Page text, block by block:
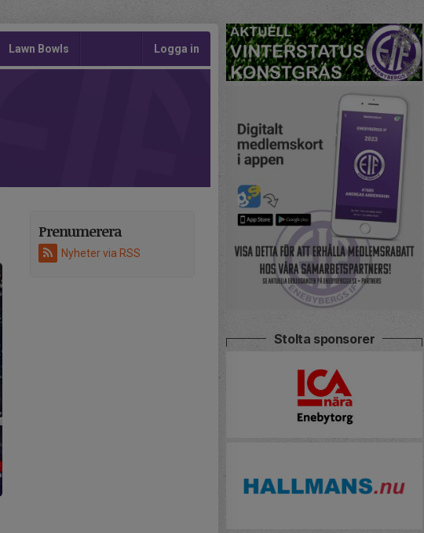
Lawn Bowls Logga in
Prenumerera
Nyheter via RSS
Stolta sponsorer